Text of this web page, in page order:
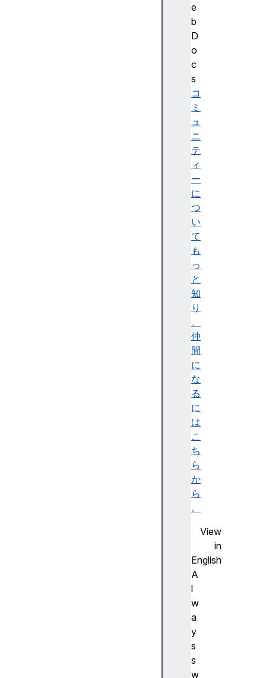
e
b
D
o
c
s
コ
ミ
ュ
ニ
テ
ィ
ー
に
つ
い
て
も
っ
と
知
り
、
仲
間
に
な
る
に
は
こ
ち
ら
か
ら
。
View
in
English
A
l
w
a
y
s
s
w